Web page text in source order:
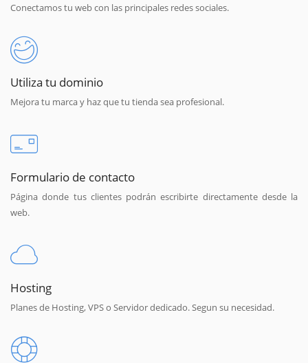
Conectamos tu web con las principales redes sociales.
Utiliza tu dominio
Mejora tu marca y haz que tu tienda sea profesional.
Formulario de contacto
Página donde tus clientes podrán escribirte directamente desde la
web.
Hosting
Planes de Hosting, VPS o Servidor dedicado. Segun su necesidad.